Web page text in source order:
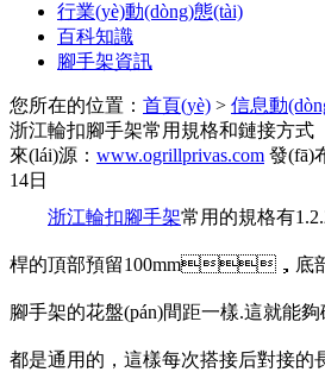
行業(yè)動(dòng)態(tài)
百科知識
腳手架資訊
您所在的位置： 首頁(yè) > 信息動
浙江輪扣腳手架常用規格和鏈接方式
來(lái)源： www.ogrillprivas.com 發(fā)
14日
浙江輪扣腳手架常用的規格有
桿的頂部預留100mm，底部預
腳手架的花盤(pán)間距一樣.這就能
都是通用的，這樣每次搭接后對接的